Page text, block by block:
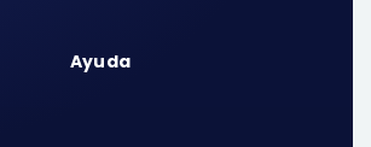
Ayuda